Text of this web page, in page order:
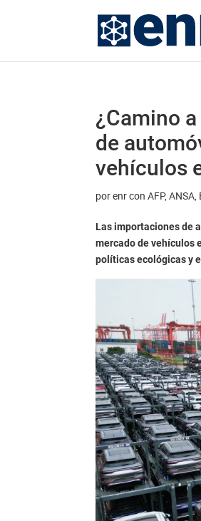
¿Camino
de
vehículos
porenr con AFP, ANSA,
Las importaciones de
mercado de vehículos
políticas ecológicas y